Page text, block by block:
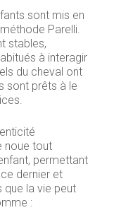
sont mis en
Parelli.
stables,
à interagir
du cheval ont
sont prêts à le
noue tout
permettant
dernier et
la vie peut
: